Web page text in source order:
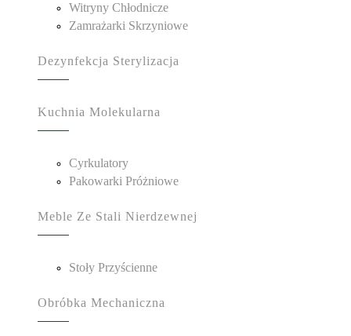
Witryny Chłodnicze
Zamrażarki Skrzyniowe
Dezynfekcja Sterylizacja
Kuchnia Molekularna
Cyrkulatory
Pakowarki Próżniowe
Meble Ze Stali Nierdzewnej
Stoły Przyścienne
Obróbka Mechaniczna